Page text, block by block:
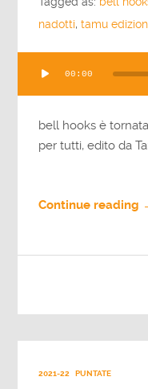
nadotti,tamu
Player
00:00
bell hooks è
per tutti, edito da
Continue reading
2021-22 PUNTATE